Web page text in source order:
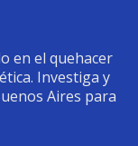
en el quehacer
Investiga y
Aires para